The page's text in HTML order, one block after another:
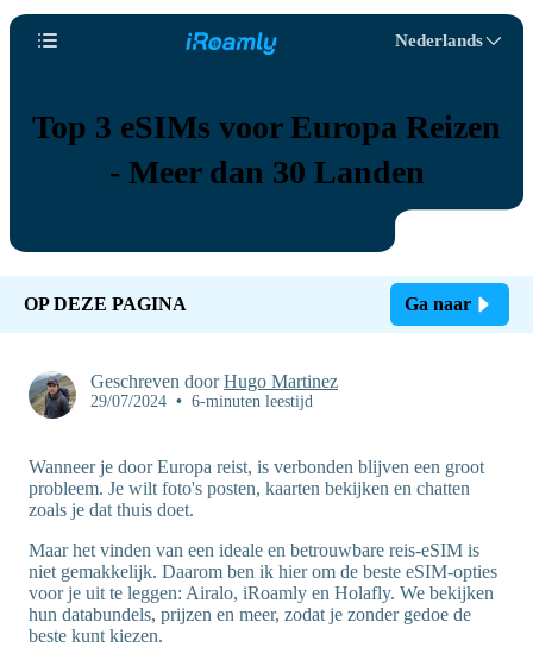
Nederlands
Top 3 eSIMs voor Europa Reizen
- Meer dan 30 Landen
OP DEZE PAGINA Ga naar
Geschreven doorHugo Martinez
29/07/2024 • 6-minuten leestijd
Wanneer je door Europa reist, is verbonden blijven een groot
probleem. Je wilt foto's posten, kaarten bekijken en chatten
zoals je dat thuis doet.
Maar het vinden van een ideale en betrouwbare reis-eSIM is
niet gemakkelijk. Daarom ben ik hier om de beste eSIM-opties
voor je uit te leggen: Airalo, iRoamly en Holafly. We bekijken
hun databundels, prijzen en meer, zodat je zonder gedoe de
beste kunt kiezen.